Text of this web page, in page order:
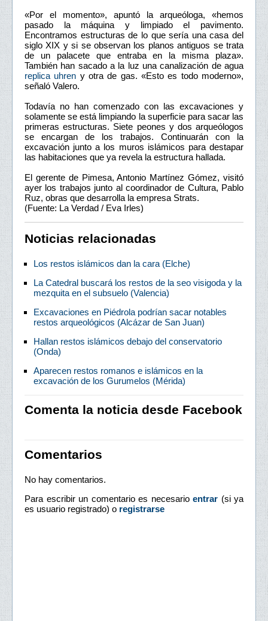
«Por el momento», apuntó la arqueóloga, «hemos
pasado la máquina y limpiado el pavimento.
Encontramos estructuras de lo que sería una casa del
siglo XIX y si se observan los planos antiguos se trata
de un palacete que entraba en la misma plaza».
También han sacado a la luz una canalización de agua
replica uhren y otra de gas. «Esto es todo moderno»,
señaló Valero.
Todavía no han comenzado con las excavaciones y
solamente se está limpiando la superficie para sacar las
primeras estructuras. Siete peones y dos arqueólogos
se encargan de los trabajos. Continuarán con la
excavación junto a los muros islámicos para destapar
las habitaciones que ya revela la estructura hallada.
El gerente de Pimesa, Antonio Martínez Gómez, visitó
ayer los trabajos junto al coordinador de Cultura, Pablo
Ruz, obras que desarrolla la empresa Strats.
(Fuente: La Verdad / Eva Irles)
Noticias relacionadas
Los restos islámicos dan la cara (Elche)
La Catedral buscará los restos de la seo visigoda y la
mezquita en el subsuelo (Valencia)
Excavaciones en Piédrola podrían sacar notables
restos arqueológicos (Alcázar de San Juan)
Hallan restos islámicos debajo del conservatorio
(Onda)
Aparecen restos romanos e islámicos en la
excavación de los Gurumelos (Mérida)
Comenta la noticia desde Facebook
Comentarios
No hay comentarios.
Para escribir un comentario es necesario entrar (si ya
es usuario registrado) o registrarse